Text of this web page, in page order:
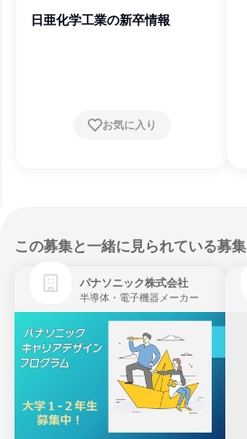
日亜化学工業の新卒情報
お気に入り
この募集と一緒に見られている募集
パナソニック株式会社
半導体・電子機器メーカー